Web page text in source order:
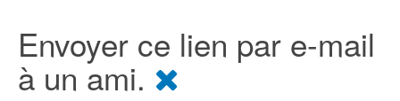
Envoyer ce lien par e-mail
à un ami.